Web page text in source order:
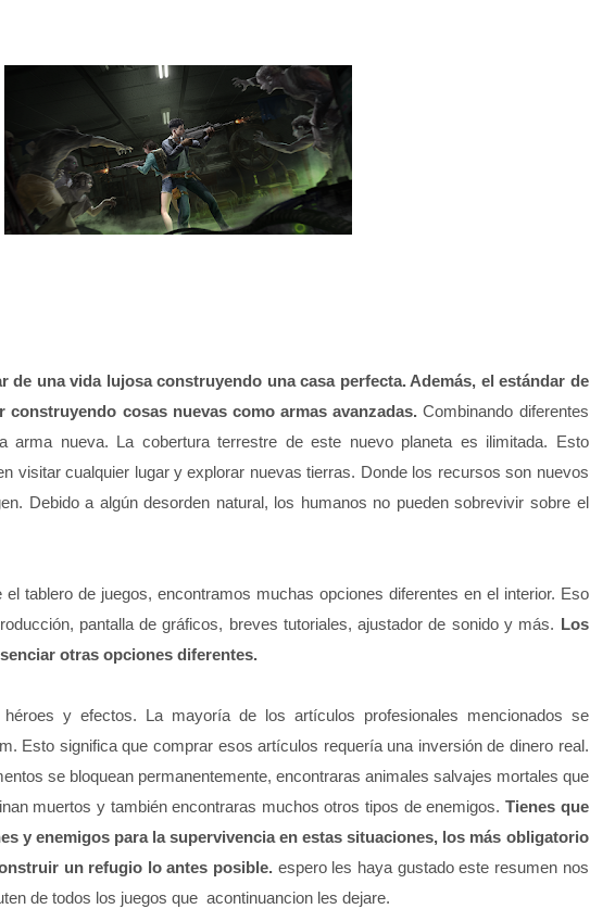
de una vida lujosa construyendo una casa perfecta. Además, el estándar de
construyendo cosas nuevas como armas avanzadas. Combinando diferentes
arma nueva. La cobertura terrestre de este nuevo planeta es ilimitada. Esto
visitar cualquier lugar y explorar nuevas tierras. Donde los recursos son nuevos
Debido a algún desorden natural, los humanos no pueden sobrevivir sobre el
tablero de juegos, encontramos muchas opciones diferentes en el interior. Eso
pantalla de gráficos, breves tutoriales, ajustador de sonido y más. Los
otras opciones diferentes.
y efectos. La mayoría de los artículos profesionales mencionados se
Esto significa que comprar esos artículos requería una inversión de dinero real.
se bloquean permanentemente, encontraras animales salvajes mortales que
muertos y también encontraras muchos otros tipos de enemigos. Tienes que
y enemigos para la supervivencia en estas situaciones, los más obligatorio
un refugio lo antes posible. espero les haya gustado este resumen nos
de todos los juegos que acontinuancion les dejare.